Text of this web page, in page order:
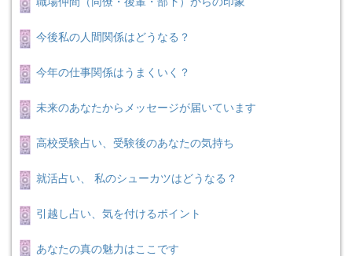
今後私の人間関係はどうなる？
今年の仕事関係はうまくいく？
未来のあなたからメッセージが届いています
高校受験占い、受験後のあなたの気持ち
就活占い、 私のシューカツはどうなる？
引越し占い、気を付けるポイント
あなたの真の魅力はここです